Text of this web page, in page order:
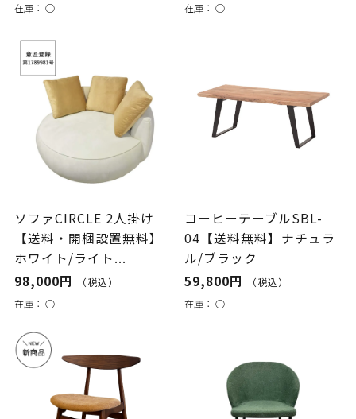
在庫： ○
在庫：○
ソファCIRCLE 2人掛け
【送料・開梱設置無料】
ホワイト/ライト...
98,000円
（税込）
在庫： ○
コーヒーテーブルSBL-
04【送料無料】ナチュラ
ル/ブラック
59,800円
（税込）
在庫：○